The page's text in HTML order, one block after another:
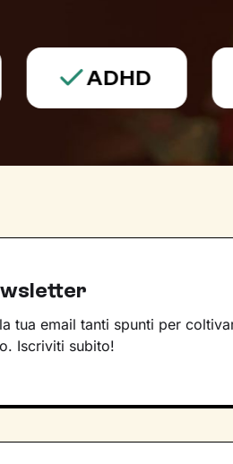
ADHD
tua email tanti spunti per
Iscriviti subito!